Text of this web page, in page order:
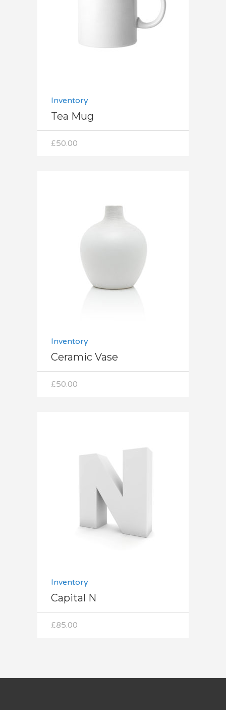
Inventory
Tea Mug
£50.00
Inventory
Ceramic Vase
£50.00
Dodaj do koszyka
Inventory
Capital N
£85.00